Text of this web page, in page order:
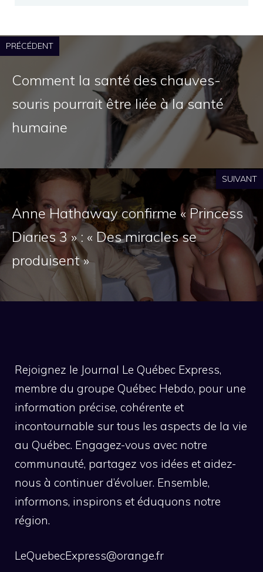
PRÉCÉDENT
Comment la santé des chauves-
souris pourrait être liée à la santé
humaine
SUIVANT
Anne Hathaway confirme « Princess
Diaries 3 » : « Des miracles se
produisent »
Rejoignez le Journal Le Québec Express,
membre du groupe Québec Hebdo, pour une
information précise, cohérente et
incontournable sur tous les aspects de la vie
au Québec. Engagez-vous avec notre
communauté, partagez vos idées et aidez-
nous à continuer d’évoluer. Ensemble,
informons, inspirons et éduquons notre
région.
LeQuebecExpress@orange.fr